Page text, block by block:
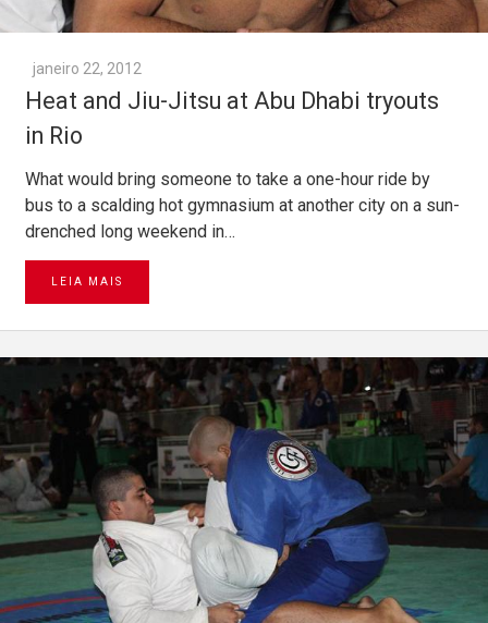
janeiro 22, 2012
Heat and Jiu-Jitsu at Abu Dhabi tryouts
in Rio
What would bring someone to take a one-hour ride by
bus to a scalding hot gymnasium at another city on a sun-
drenched long weekend in…
LEIA MAIS